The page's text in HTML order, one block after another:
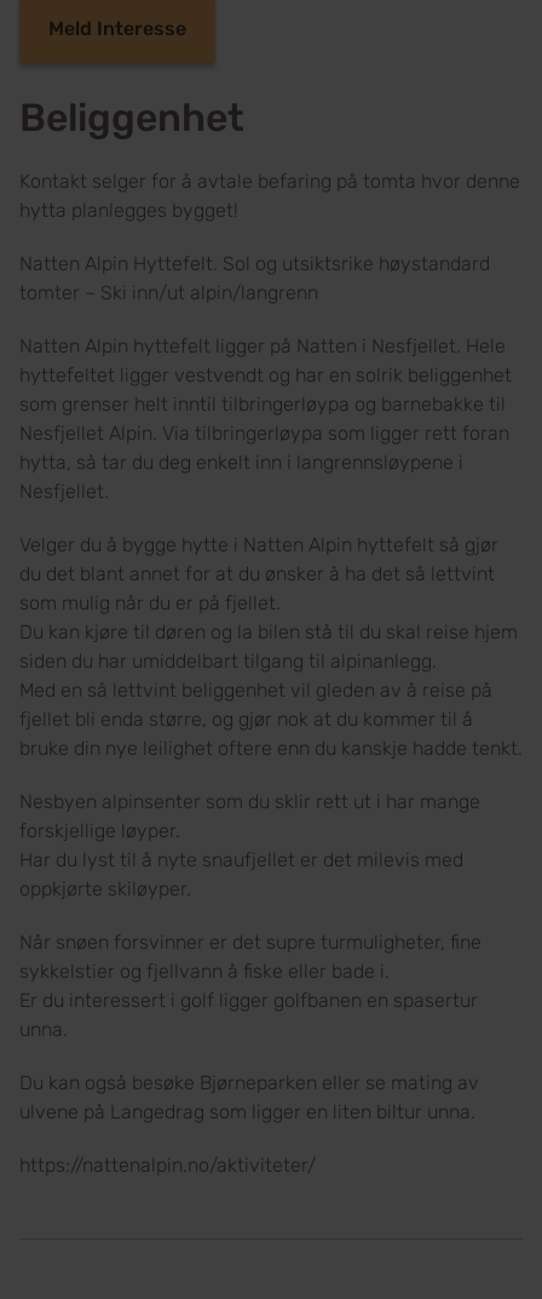
Meld Interesse
Beliggenhet
Kontakt selger for å avtale befaring på tomta hvor denne
hytta planlegges bygget!
Natten Alpin Hyttefelt. Sol og utsiktsrike høystandard
tomter – Ski inn/ut alpin/langrenn
Natten Alpin hyttefelt ligger på Natten i Nesfjellet. Hele
hyttefeltet ligger vestvendt og har en solrik beliggenhet
som grenser helt inntil tilbringerløypa og barnebakke til
Nesfjellet Alpin. Via tilbringerløypa som ligger rett foran
hytta, så tar du deg enkelt inn i langrennsløypene i
Nesfjellet.
Velger du å bygge hytte i Natten Alpin hyttefelt så gjør
du det blant annet for at du ønsker å ha det så lettvint
som mulig når du er på fjellet.
Du kan kjøre til døren og la bilen stå til du skal reise hjem
siden du har umiddelbart tilgang til alpinanlegg.
Med en så lettvint beliggenhet vil gleden av å reise på
fjellet bli enda større, og gjør nok at du kommer til å
bruke din nye leilighet oftere enn du kanskje hadde tenkt.
Nesbyen alpinsenter som du sklir rett ut i har mange
forskjellige løyper.
Har du lyst til å nyte snaufjellet er det milevis med
oppkjørte skiløyper.
Når snøen forsvinner er det supre turmuligheter, fine
sykkelstier og fjellvann å fiske eller bade i.
Er du interessert i golf ligger golfbanen en spasertur
unna.
Du kan også besøke Bjørneparken eller se mating av
ulvene på Langedrag som ligger en liten biltur unna.
https://nattenalpin.no/aktiviteter/